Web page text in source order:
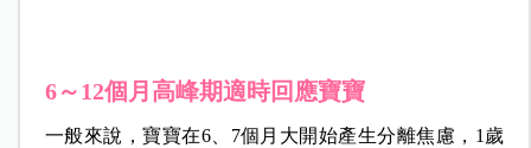
6～12個月高峰期適時回應寶寶
一般來說，寶寶在6、7個月大開始產生分離焦慮，1歲